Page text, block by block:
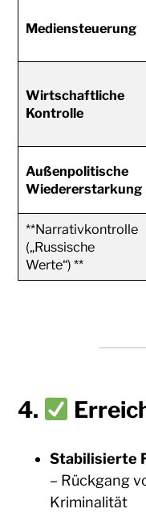
Mediensteuerung
Wirtschaftliche
Kontrolle
Außenpolitische
Wiedererstarkung
**Narrativkontrolle
(„Russische
Werte“) **
4.
Stabilisierte
– Rückgang
Kriminalität